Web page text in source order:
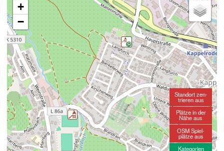
+
−
Standort zen-
trieren aus
Plätze in der
Nähe aus
OSM Spiel-
plätze aus
Kategorien